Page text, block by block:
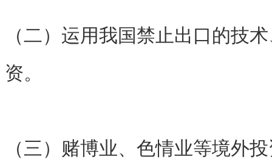
（二）运用我国禁止出口的技
资。
（三）赌博业、色情业等境外